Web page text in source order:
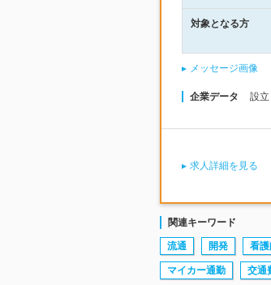
対象となる方
メッセージ画像
企業データ 設
求人詳細を見る
関連キーワード
流通 開発 看
マイカー通勤 交通